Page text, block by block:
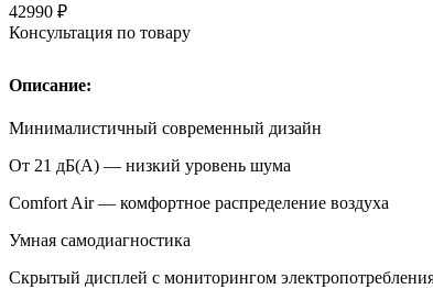
42990 ₽
Консультация по товару
Описание:
Минималистичный современный дизайн
От 21 дБ(А) — низкий уровень шума
Comfort Air — комфортное распределение воздуха
Умная самодиагностика
Скрытый дисплей с мониторингом